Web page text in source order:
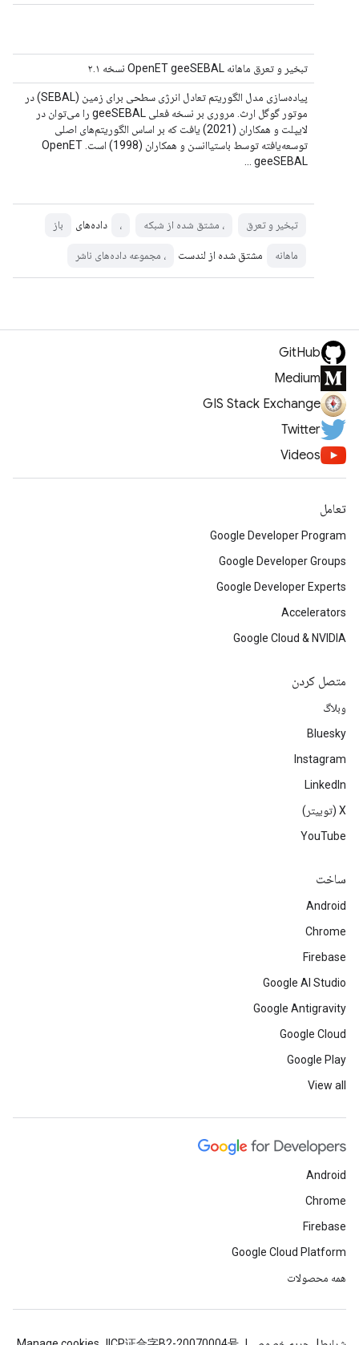
تبخیر و تعرق ماهانه OpenET geeSEBAL نسخه ۲.۱
پیاده‌سازی مدل الگوریتم تعادل انرژی سطحی برای زمین (SEBAL) در
موتور گوگل ارث. مروری بر نسخه فعلی geeSEBAL را می‌توان در
لایپلت و همکاران (2021) یافت که بر اساس الگوریتم‌های اصلی
توسعه‌یافته توسط باستیاانسن و همکاران (1998) است. OpenET
geeSEBAL ...
تبخیر و تعرق ، مشتق شده از شبکه ، داده‌های باز
ماهانه مشتق شده از لندست ، مجموعه داده‌های ناشر
GitHub
Medium
GIS Stack Exchange
Twitter
Videos
تعامل
Google Developer Program
Google Developer Groups
Google Developer Experts
Accelerators
Google Cloud & NVIDIA
متصل کردن
وبلاگ
Bluesky
Instagram
LinkedIn
‫X (توییتر)
YouTube
ساخت
Android
Chrome
Firebase
Google AI Studio
Google Antigravity
Google Cloud
Google Play
View all
Android
Chrome
Firebase
Google Cloud Platform
همه محصولات